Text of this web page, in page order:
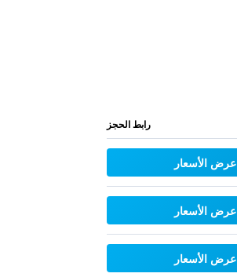
رابط الحجز
عرض الأسعار
عرض الأسعار
عرض الأسعار